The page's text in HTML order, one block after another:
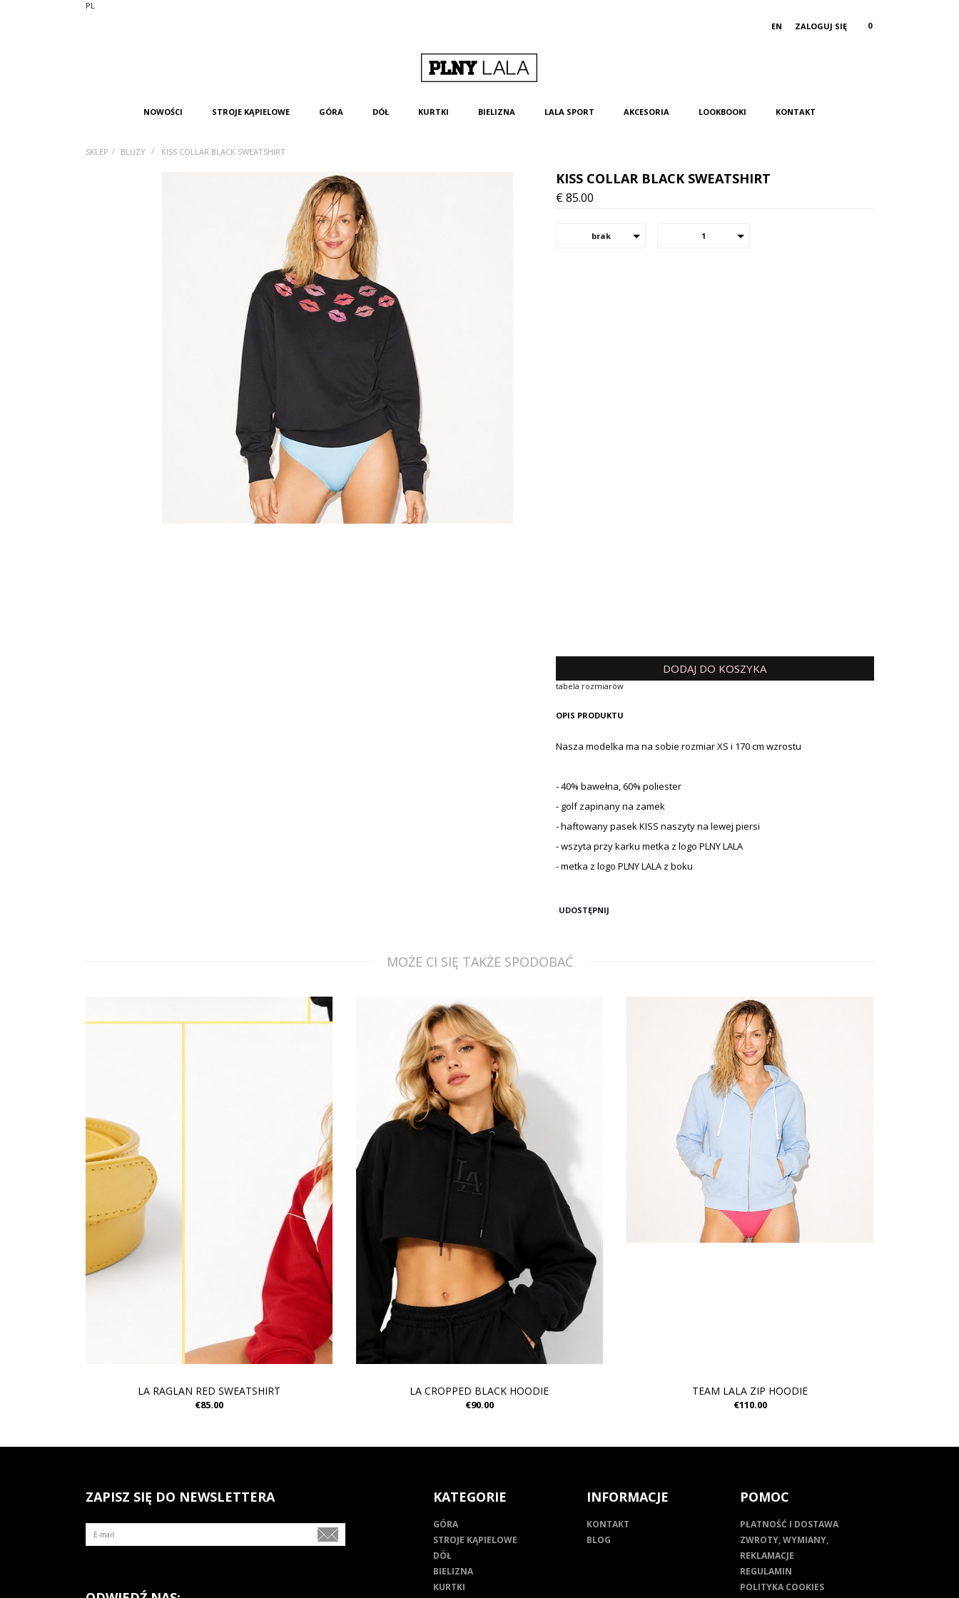
PL
EN
ZALOGUJ SIĘ 0
NOWOŚCI STROJE KĄPIELOWE GÓRA DÓŁ KURTKI BIELIZNA LALA SPORT AKCESORIA LOOKBOOKI KONTAKT
SKLEP / BLUZY / KISS COLLAR BLACK SWEATSHIRT
KISS COLLAR BLACK SWEATSHIRT
€85.00
brak 1
DODAJ DO KOSZYKA
tabela rozmiarów
OPIS PRODUKTU
Nasza modelka ma na sobie rozmiar XS i 170 cm wzrostu
- 40% bawełna, 60% poliester
- golf zapinany na zamek
- haftowany pasek KISS naszyty na lewej piersi
- wszyta przy karku metka z logo PLNY LALA
- metka z logo PLNY LALA z boku
UDOSTĘPNIJ
MOŻE CI SIĘ TAKŻE SPODOBAĆ
LA RAGLAN RED SWEATSHIRT
€85.00
LA CROPPED BLACK HOODIE
€90.00
TEAM LALA ZIP HOODIE
€110.00
ZAPISZ SIĘ DO NEWSLETTERA KATEGORIE
GÓRA
STROJE KĄPIELOWE
DÓŁ
BIELIZNA
KURTKI
INFORMACJE
KONTAKT
BLOG
POMOC
PŁATNOŚĆ I DOSTAWA
ZWROTY, WYMIANY,
REKLAMACJE
REGULAMIN
POLITYKA COOKIES